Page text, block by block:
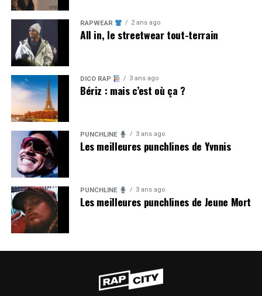
RAPWEAR 2 ans ago
All in, le streetwear tout-terrain
DICO RAP 3 ans ago
Bériz : mais c’est où ça ?
PUNCHLINE 3 ans ago
Les meilleures punchlines de Yvnnis
PUNCHLINE 3 ans ago
Les meilleures punchlines de Jeune Mort